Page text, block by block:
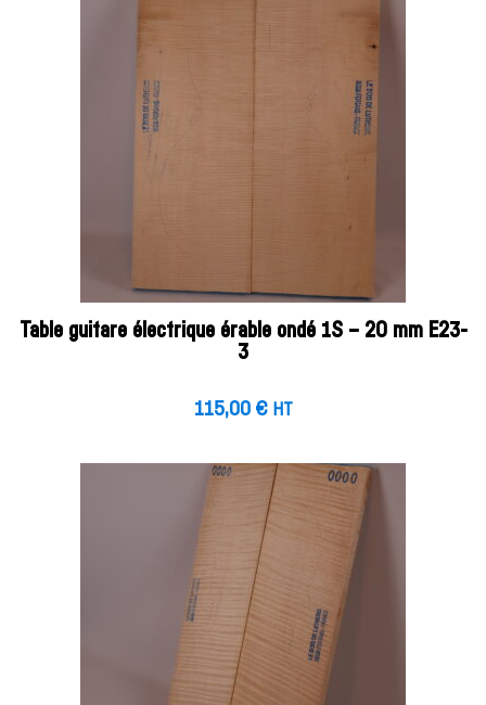
Table guitare électrique érable ondé 1S – 20 mm E23-
3
115,00 € HT